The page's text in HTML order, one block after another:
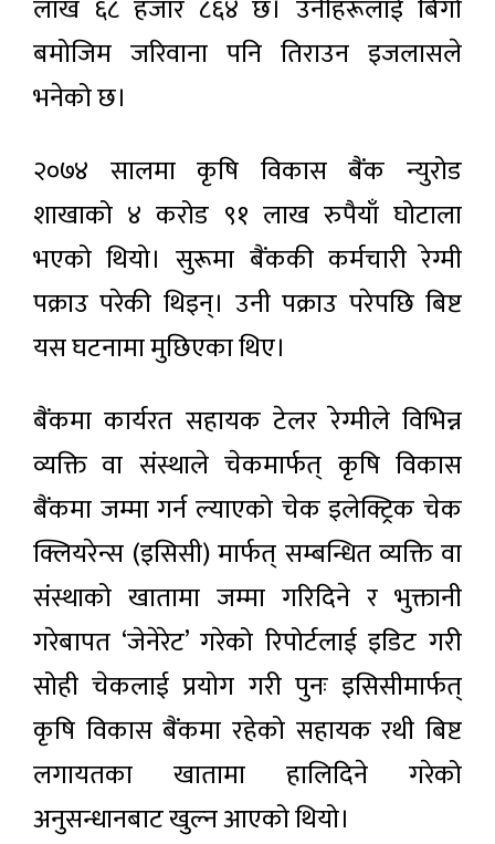
लाख ६८ हजार ८६४ छ। उनीहरूलाई बिगो
बमोजिम जरिवाना पनि तिराउन इजलासले
भनेको छ।
२०७४ सालमा कृषि विकास बैंक न्युरोड
शाखाको ४ करोड ९१ लाख रुपैयाँ घोटाला
भएको थियो। सुरूमा बैंककी कर्मचारी रेग्मी
पक्राउ परेकी थिइन्। उनी पक्राउ परेपछि बिष्ट
यस घटनामा मुछिएका थिए।
बैंकमा कार्यरत सहायक टेलर रेग्मीले विभिन्न
व्यक्ति वा संस्थाले चेकमार्फत् कृषि विकास
बैंकमा जम्मा गर्न ल्याएको चेक इलेक्ट्रिक चेक
क्लियरेन्स (इसिसी) मार्फत् सम्बन्धित व्यक्ति वा
संस्थाको खातामा जम्मा गरिदिने र भुक्तानी
गरेबापत ‘जेनेरेट’ गरेको रिपोर्टलाई इडिट गरी
सोही चेकलाई प्रयोग गरी पुनः इसिसीमार्फत्
कृषि विकास बैंकमा रहेको सहायक रथी बिष्ट
लगायतका खातामा हालिदिने गरेको
अनुसन्धानबाट खुल्न आएको थियो।